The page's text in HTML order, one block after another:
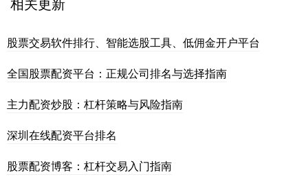
股票交易软件排行、智能选股工具、低佣金开户平台
全国股票配资平台：正规公司排名与选择指南
主力配资炒股：杠杆策略与风险指南
深圳在线配资平台排名
股票配资博客：杠杆交易入门指南